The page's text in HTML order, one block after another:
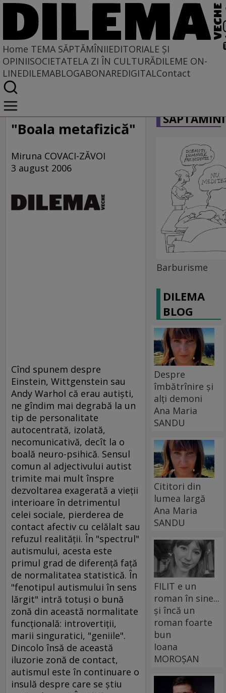
Home TEMA SĂPTĂMÎNIIEDITORIALE ȘI
OPINIISOCIETATELA ZI ÎN CULTURĂDILEME ON-
LINEDILEMABLOGABONAREDIGITALContact
Home
Tema săptămînii
"Boala metafizică"
Miruna COVACI-ZĂVOI
3 august 2006
Cînd spunem despre
Einstein, Wittgenstein sau
Andy Warhol că erau autişti,
ne gîndim mai degrabă la un
tip de personalitate
autocentrată, izolată,
necomunicativă, decît la o
boală neuro-psihică. Sensul
comun al adjectivului autist
trimite mai mult înspre
dezvoltarea exagerată a vieţii
interioare în detrimentul
celei sociale, pierderea de
contact afectiv cu celălalt sau
refuzul realităţii. În "spectrul"
autismului, acesta este
primul grad de diferenţă faţă
de normalitatea statistică. În
"fenotipul autismului în sens
lărgit" intră totuşi o bună
zonă din această normalitate
funcţională: introvertiţii,
marii singuratici, "geniile".
Dincolo însă de această
iluzorie zonă de contact,
autismul este în continuare o
insulă despre care se ştiu
Barburisme
DILEMA
BLOG
Despre
îmbătrînire și
alți demoni
Ana Maria
SANDU
Cititori din
lumea largă
Ana Maria
SANDU
FILIT e un
roman în sine...
și încă un
roman foarte
bun
Ioana
MOROȘAN